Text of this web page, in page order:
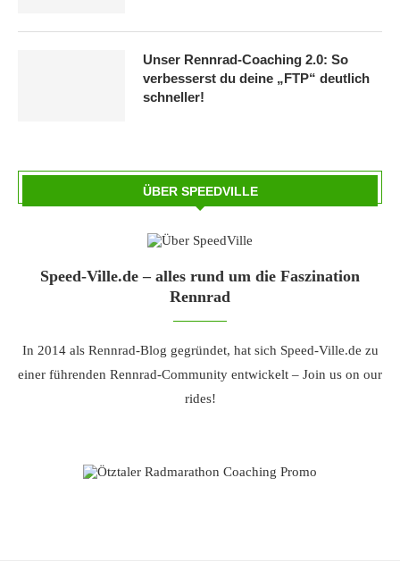
Unser Rennrad-Coaching 2.0: So
verbesserst du deine „FTP“ deutlich
schneller!
ÜBER SPEEDVILLE
Speed-Ville.de – alles rund um die Faszination
Rennrad
In 2014 als Rennrad-Blog gegründet, hat sich Speed-Ville.de zu
einer führenden Rennrad-Community entwickelt – Join us on our
rides!